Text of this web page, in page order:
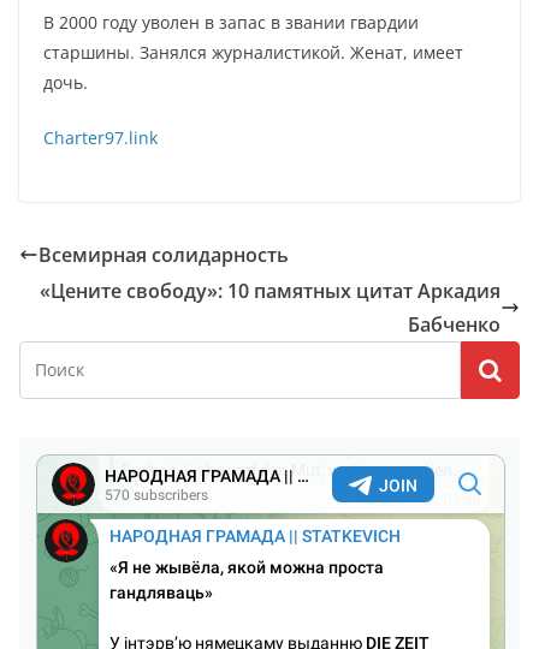
В 2000 году уволен в запас в звании гвардии
старшины. Занялся журналистикой. Женат, имеет
дочь.
Charter97.link
Всемирная солидарность
«Цените свободу»: 10 памятных цитат Аркадия
Бабченко